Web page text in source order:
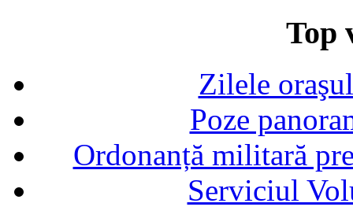
Top
Zilele
Poze
Ordonanță militară
Serviciul